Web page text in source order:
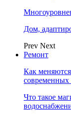
Дом,
Prev Next
Ремонт
Как
современных
Что такое